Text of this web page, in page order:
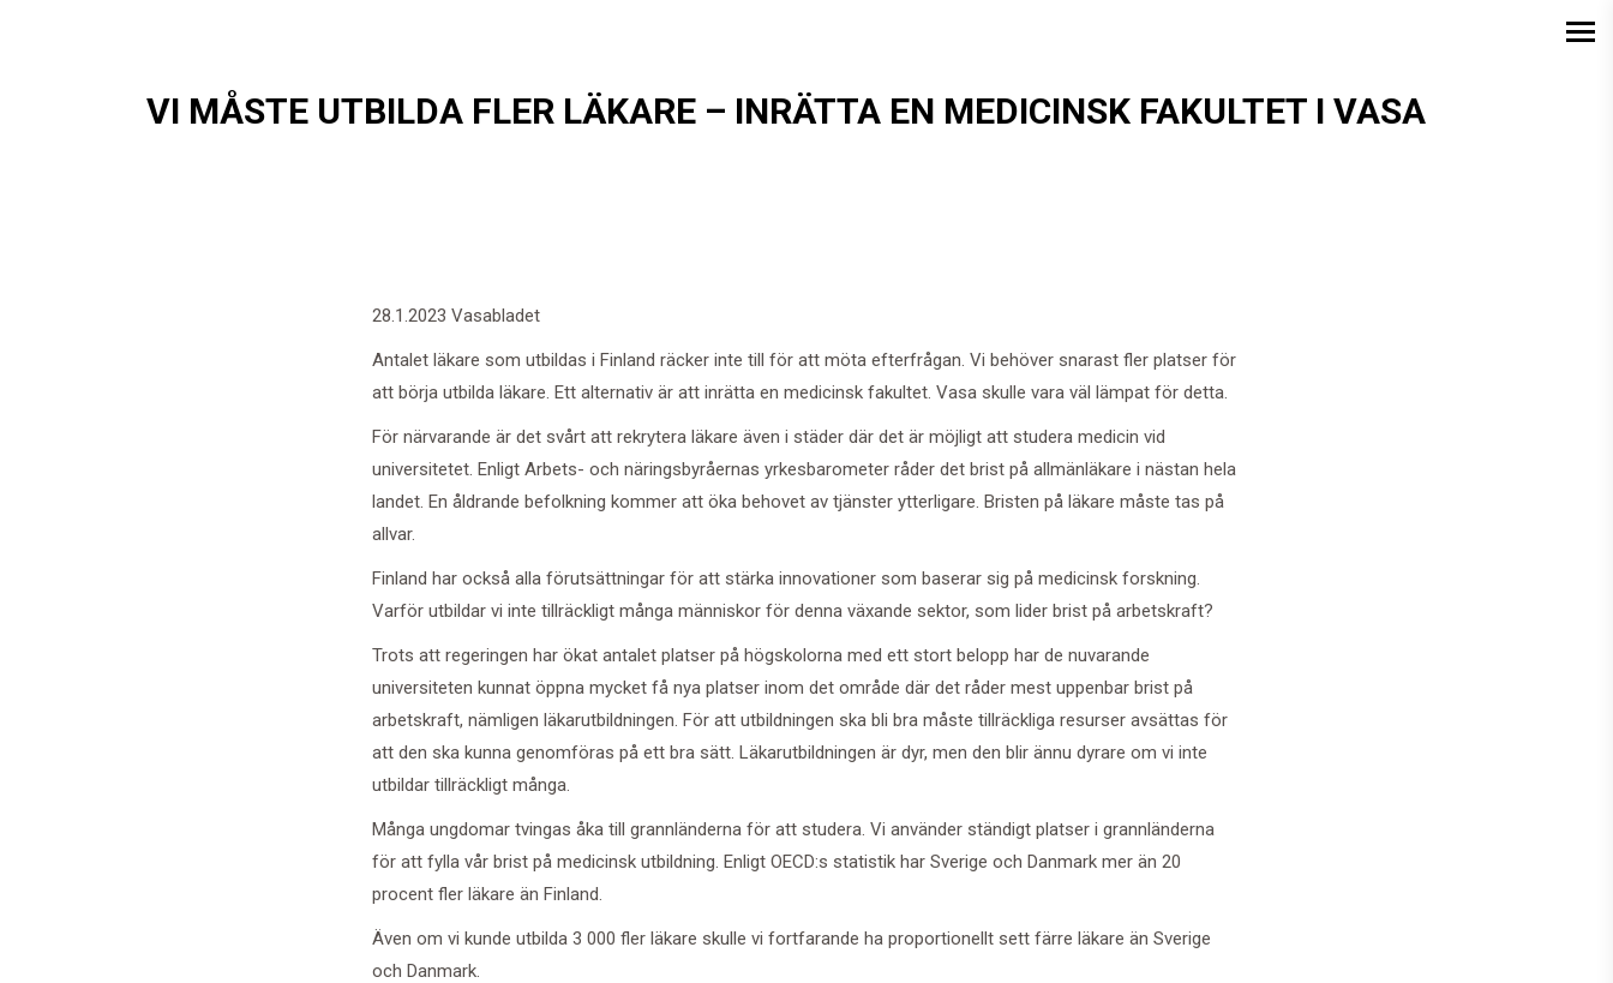
VI MÅSTE UTBILDA FLER LÄKARE – INRÄTTA EN MEDICINSK FAKULTET I VASA
28.1.2023 Vasabladet
Antalet läkare som utbildas i Finland räcker inte till för att möta efterfrågan. Vi behöver snarast fler platser för
att börja utbilda läkare. Ett alternativ är att inrätta en medicinsk fakultet. Vasa skulle vara väl lämpat för detta.
För närvarande är det svårt att rekrytera läkare även i städer där det är möjligt att studera medicin vid
universitetet. Enligt Arbets- och näringsbyråernas yrkesbarometer råder det brist på allmänläkare i nästan hela
landet. En åldrande befolkning kommer att öka behovet av tjänster ytterligare. Bristen på läkare måste tas på
allvar.
Finland har också alla förutsättningar för att stärka innovationer som baserar sig på medicinsk forskning.
Varför utbildar vi inte tillräckligt många människor för denna växande sektor, som lider brist på arbetskraft?
Trots att regeringen har ökat antalet platser på högskolorna med ett stort belopp har de nuvarande
universiteten kunnat öppna mycket få nya platser inom det område där det råder mest uppenbar brist på
arbetskraft, nämligen läkarutbildningen. För att utbildningen ska bli bra måste tillräckliga resurser avsättas för
att den ska kunna genomföras på ett bra sätt. Läkarutbildningen är dyr, men den blir ännu dyrare om vi inte
utbildar tillräckligt många.
Många ungdomar tvingas åka till grannländerna för att studera. Vi använder ständigt platser i grannländerna
för att fylla vår brist på medicinsk utbildning. Enligt OECD:s statistik har Sverige och Danmark mer än 20
procent fler läkare än Finland.
Även om vi kunde utbilda 3 000 fler läkare skulle vi fortfarande ha proportionellt sett färre läkare än Sverige
och Danmark.